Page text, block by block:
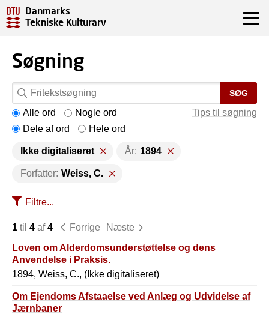
Danmarks
Tekniske Kulturarv
Søgning
SØG
Tips til søgning
Alle ord
Nogle ord
Dele af ord
Hele ord
Ikke digitaliseret År: 1894
Forfatter: Weiss, C.
Filtre...
1 til 4 af4 Forrige
Næste
Loven om Alderdomsunderstøttelse og dens
Anvendelse i Praksis.
1894, Weiss, C., (Ikke digitaliseret)
Om Ejendoms Afstaaelse ved Anlæg og Udvidelse af
Jærnbaner